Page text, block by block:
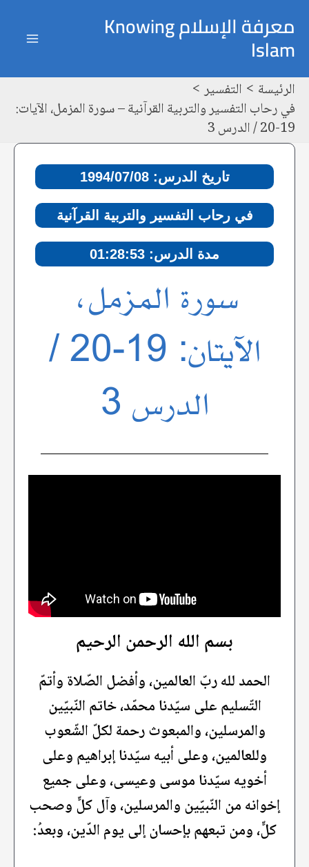
إلى
المحتوى
معرفة الإسلام Knowing
Islam
الرئيسة
التفسير
في رحاب التفسير والتربية القرآنية – سورة المزمل، الآيات:
19-20 / الدرس 3
تاريخ الدرس: 1994/07/08
في رحاب التفسير والتربية القرآنية
مدة الدرس: 01:28:53
سورة المزمل،
الآيتان: 19-20 /
الدرس 3
بسم الله الرحمن الرحيم
الحمد لله ربّ العالمين، وأفضل الصّلاة وأتمّ
التّسليم على سيّدنا محمّد، خاتم النّبيّين
والمرسلين، والمبعوث رحمة لكلّ الشّعوب
وللعالمين، وعلى أبيه سيّدنا إبراهيم وعلى
أخويه سيّدنا موسى وعيسى، وعلى جميع
إخوانه من النّبيّين والمرسلين، وآل كلٍّ وصحب
كلٍّ، ومن تبعهم بإحسان إلى يوم الدّين، وبعدُ:
navigation